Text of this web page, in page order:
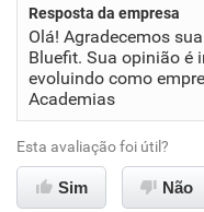
Ambiente de trabalho
Conciliação com a vida
Recomenda esta
Resposta da empresa
Olá! Agradecemos
Bluefit. Sua opinião é
evoluindo como
Academias
Esta avaliação foi útil?
Sim Não